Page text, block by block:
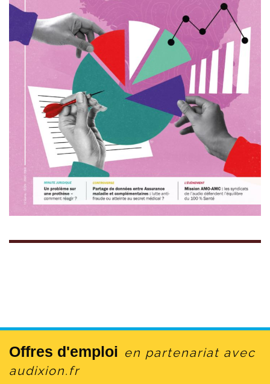
Offres d'emploi en partenariat avec
audixion.fr